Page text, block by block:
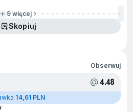
9 więcej
Skopiuj
Obserwuj
4.48
14,61 PLN